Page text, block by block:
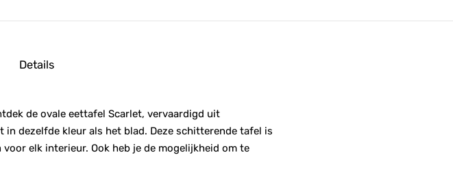
Details
de ovale eettafel Scarlet, vervaardigd uit
dezelfde kleur als het blad. Deze schitterende tafel is
elk interieur. Ook heb je de mogelijkheid om te